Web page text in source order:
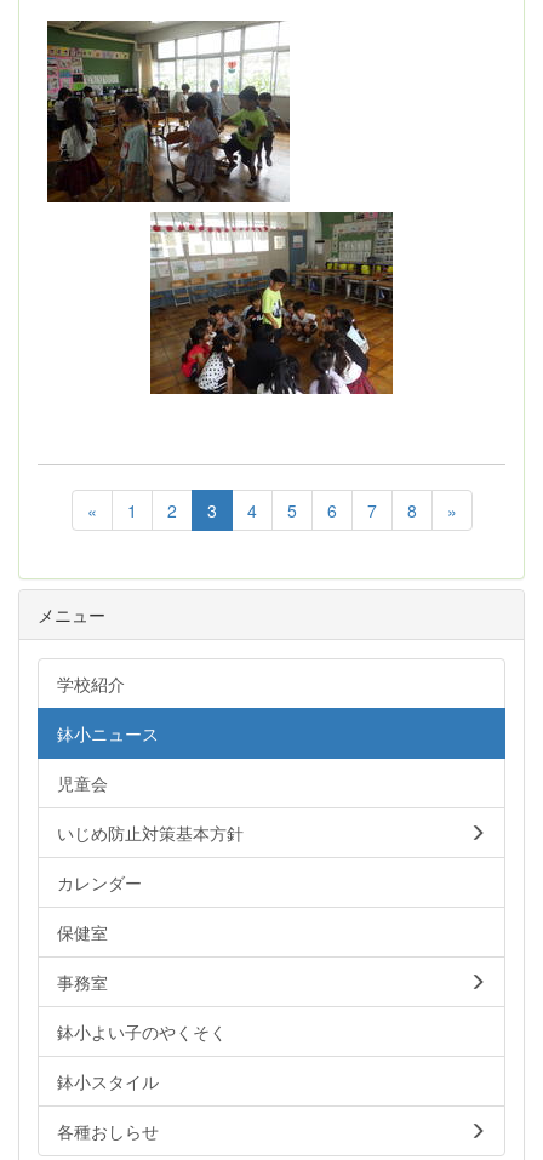
« 1 2 3 4 5 6 7 8 »
メニュー
学校紹介
鉢小ニュース
児童会
いじめ防止対策基本方針
カレンダー
保健室
事務室
鉢小よい子のやくそく
鉢小スタイル
各種おしらせ